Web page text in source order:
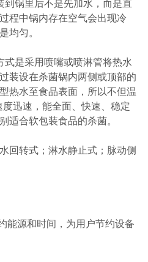
锅里后不是先加水，而是直
程中锅内存在空气会出现冷
均匀。
是采用喷嘴或喷淋管将热水
装设在杀菌锅内两侧或顶部的
热水至食品表面，所以不但温
迅速，能全面、快速、稳定
适合软包装食品的杀菌。
转式；淋水静止式；脉动侧
源和时间，为用户节约设备